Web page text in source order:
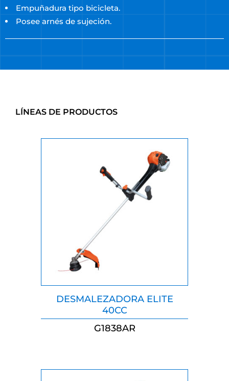
Empuñadura tipo bicicleta.
Posee arnés de sujeción.
LÍNEAS DE PRODUCTOS
DESMALEZADORA ELITE
40CC
G1838AR